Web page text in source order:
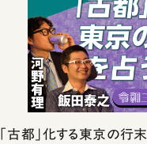
「古都」化する東京の